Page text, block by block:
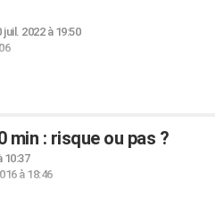
juil. 2022 à 19:50
min : risque ou pas ?
10:37
à 18:46